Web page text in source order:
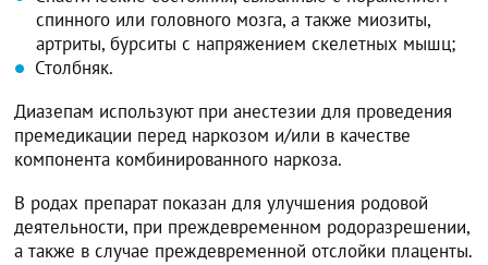
спинного или головного мозга, а также миозиты,
артриты, бурситы с напряжением скелетных мышц;
Столбняк.
Диазепам используют при анестезии для проведения
премедикации перед наркозом и/или в качестве
компонента комбинированного наркоза.
В родах препарат показан для улучшения родовой
деятельности, при преждевременном родоразрешении,
а также в случае преждевременной отслойки плаценты.